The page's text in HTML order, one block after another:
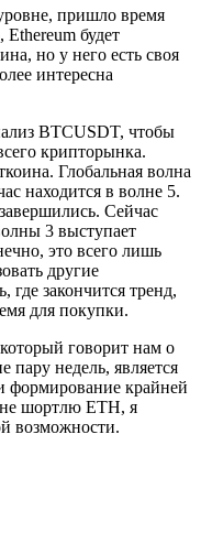
пришло время
будет
но у него есть своя
интересна
BTCUSDT, чтобы
крипторынка.
Глобальная волна
находится в волне 5.
Сейчас
3 выступает
это всего лишь
другие
закончится тренд,
для покупки.
говорит нам о
пару недель, является
формирование крайней
шортлю ETH, я
возможности.